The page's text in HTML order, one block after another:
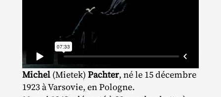
Michel (Mietek) Pachter, né le 15 décembre
1923 à Varsovie, en Pologne.